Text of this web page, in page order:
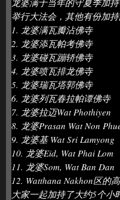
龙婆满于当年的守夏季加
举行大法会，其他有份加
1. 龙婆满瓦瓣沾佛寺
2. 龙婆添瓦帕考佛寺
3. 龙婆碰瓦蹦轿佛寺
4. 龙婆喷瓦排龙佛寺
5. 龙婆瑞瓦塔郭佛寺
6. 龙婆列瓦春拉帕谭佛寺
7. 龙婆拉迈Wat Phothiyen
8. 龙婆Prasan Wat Non
9. 龙婆基 Wat Sri Lamyong
10. 龙婆Eid, Wat Phai Lom
11. 龙婆Som, Wat Ban Dan
12. Watthana Nakhon区的
大家一起加持了大约5个小